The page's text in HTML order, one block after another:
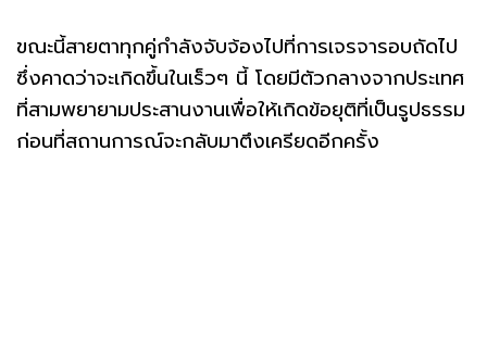
ขณะนี้สายตาทุกคู่กำลังจับจ้องไปที่การเจรจารอบถัดไป
ซึ่งคาดว่าจะเกิดขึ้นในเร็วๆ นี้ โดยมีตัวกลางจากประเทศ
ที่สามพยายามประสานงานเพื่อให้เกิดข้อยุติที่เป็นรูปธรรม
ก่อนที่สถานการณ์จะกลับมาตึงเครียดอีกครั้ง